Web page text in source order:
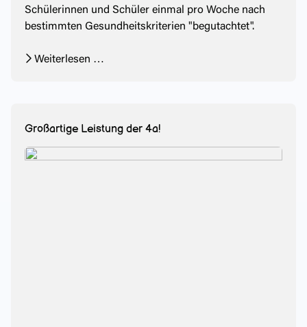
Schülerinnen und Schüler einmal pro Woche nach
bestimmten Gesundheitskriterien "begutachtet".
Weiterlesen …
Großartige Leistung der 4a!